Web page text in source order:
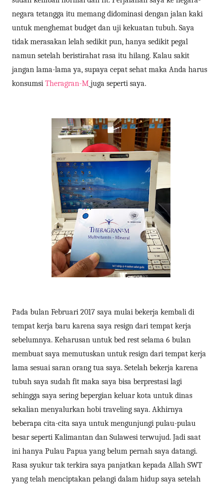
negara tetangga itu memang didominasi dengan jalan kaki
untuk menghemat budget dan uji kekuatan tubuh. Saya
tidak merasakan lelah sedikit pun, hanya sedikit pegal
namun setelah beristirahat rasa itu hilang. Kalau sakit
jangan lama-lama ya, supaya cepat sehat maka Anda harus
konsumsi Theragran-M juga seperti saya.
Pada bulan Februari 2017 saya mulai bekerja kembali di
tempat kerja baru karena saya resign dari tempat kerja
sebelumnya. Keharusan untuk bed rest selama 6 bulan
membuat saya memutuskan untuk resign dari tempat kerja
lama sesuai saran orang tua saya. Setelah bekerja karena
tubuh saya sudah fit maka saya bisa berprestasi lagi
sehingga saya sering bepergian keluar kota untuk dinas
sekalian menyalurkan hobi traveling saya. Akhirnya
beberapa cita-cita saya untuk mengunjungi pulau-pulau
besar seperti Kalimantan dan Sulawesi terwujud. Jadi saat
ini hanya Pulau Papua yang belum pernah saya datangi.
Rasa syukur tak terkira saya panjatkan kepada Allah SWT
yang telah menciptakan pelangi dalam hidup saya setelah